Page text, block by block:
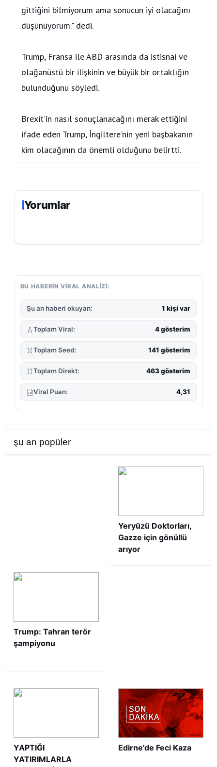
gittiğini bilmiyorum ama sonucun iyi olacağını
düşünüyorum." dedi.
Trump, Fransa ile ABD arasında da istisnai ve
olağanüstü bir ilişkinin ve büyük bir ortaklığın
bulunduğunu söyledi.
Brexit'in nasıl sonuçlanacağını merak ettiğini
ifade eden Trump, İngiltere'nin yeni başbakanın
kim olacağının da önemli olduğunu belirtti.
Yorumlar
BU HABERIN VIRAL ANALIZI:
Şu an haberi okuyan: 1 kişi var
Toplam Viral: 4 gösterim
Toplam Seed: 141 gösterim
Toplam Direkt: 463 gösterim
Viral Puan: 4,31
şu an popüler
Trump: Tahran terör
şampiyonu
Yeryüzü Doktorları,
Gazze için gönüllü
arıyor
YAPTIĞI
YATIRIMLARLA
Edirne'de Feci Kaza